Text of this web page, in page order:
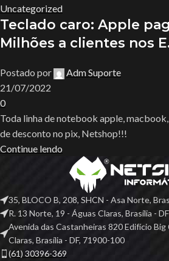
Uncategorized
Teclado caro: Apple
Milhões a clientes nos
Postado por
Adm Suporte
21/07/2022
0
Toda linha de notebook apple,
de desconto no pix, Netshop!!!
Continue lendo
35, BLOCO B, 208, SHCN - Asa Norte,
R. 13 Norte, 19 - Águas Claras, Brasília - DF
Avenida das Castanheiras 820 Edifício Big
Claras, Brasília - DF, 71900-100
(61) 30396-369